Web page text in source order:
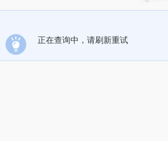
正在查询中，请刷新重试